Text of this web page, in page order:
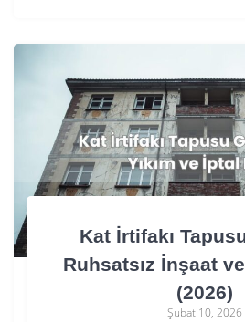
Kat İrtifakı
Ruhsatsız İnşaat
(2026)
Şubat 10, 2026